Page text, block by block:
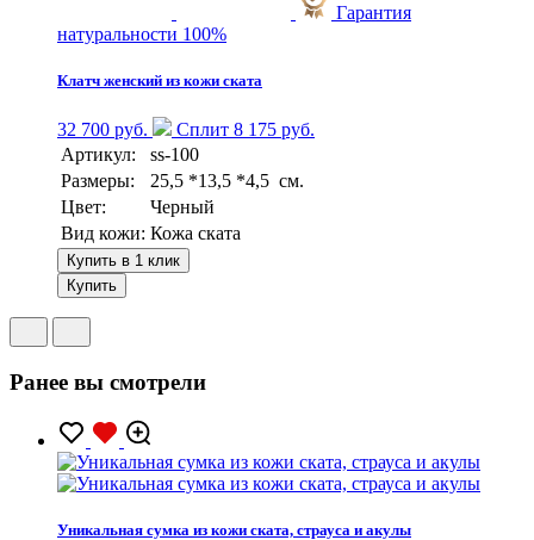
Гарантия
натуральности 100%
Клатч женский из кожи ската
32 700 руб.
Сплит 8 175 руб.
Артикул:
ss-100
Размеры:
25,5 *13,5 *4,5 см.
Цвет:
Черный
Вид кожи: Кожа ската
Купить в 1 клик
Купить
Ранее вы смотрели
Уникальная сумка из кожи ската, страуса и акулы